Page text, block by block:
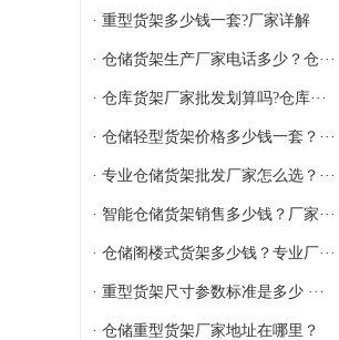
· 重型货架多少钱一套?厂家详解
· 仓储货架生产厂家电话多少？仓···
· 仓库货架厂家批发划算吗?仓库···
· 仓储轻型货架价格多少钱一套？···
· 专业仓储货架批发厂家怎么选？···
· 智能仓储货架销售多少钱？厂家···
· 仓储阁楼式货架多少钱？专业厂···
· 重型货架尺寸参数标准是多少 ···
· 仓储重型货架厂家地址在哪里？